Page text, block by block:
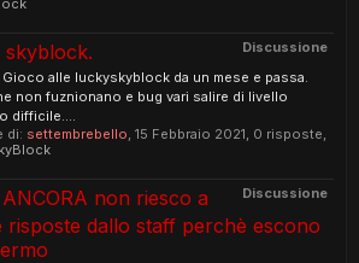
Discussione
skyblock.
Gioco alle luckyskyblock da un mese e passa.
non fuznionano e bug vari salire di livello
difficile....
di: settembrebello, 15 Febbraio 2021, 0 risposte,
Discussione
ANCORA non riesco a
risposte dallo staff perchè escono